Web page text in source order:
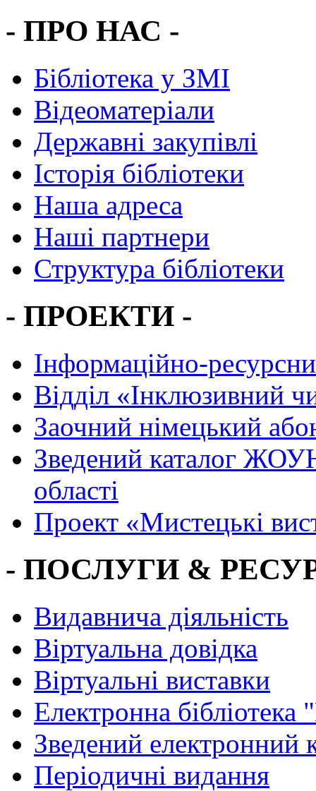
- ПРО НАС -
Бібліотека у ЗМІ
Відеоматеріали
Державні закупівлі
Історія бібліотеки
Наша адреса
Наші партнери
Структура бібліотеки
- ПРОЕКТИ -
Інформаційно-
Вiддiл «Інклюзивний
Заочний німецький
Зведений каталог
області
Проект «Мистецькі
- ПОСЛУГИ &
Видавнича діяльність
Віртуальна довідка
Віртуальні виставки
Електронна
Зведений електронний
Періодичні видання